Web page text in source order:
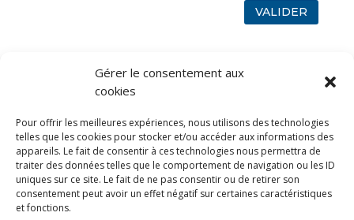
Gérer le consentement aux
cookies
Pour offrir les meilleures expériences, nous utilisons des technologies
telles que les cookies pour stocker et/ou accéder aux informations des
appareils. Le fait de consentir à ces technologies nous permettra de
traiter des données telles que le comportement de navigation ou les ID
uniques sur ce site. Le fait de ne pas consentir ou de retirer son
consentement peut avoir un effet négatif sur certaines caractéristiques
et fonctions.
VALIDER
rendez-vous surMentions légales
TAGS